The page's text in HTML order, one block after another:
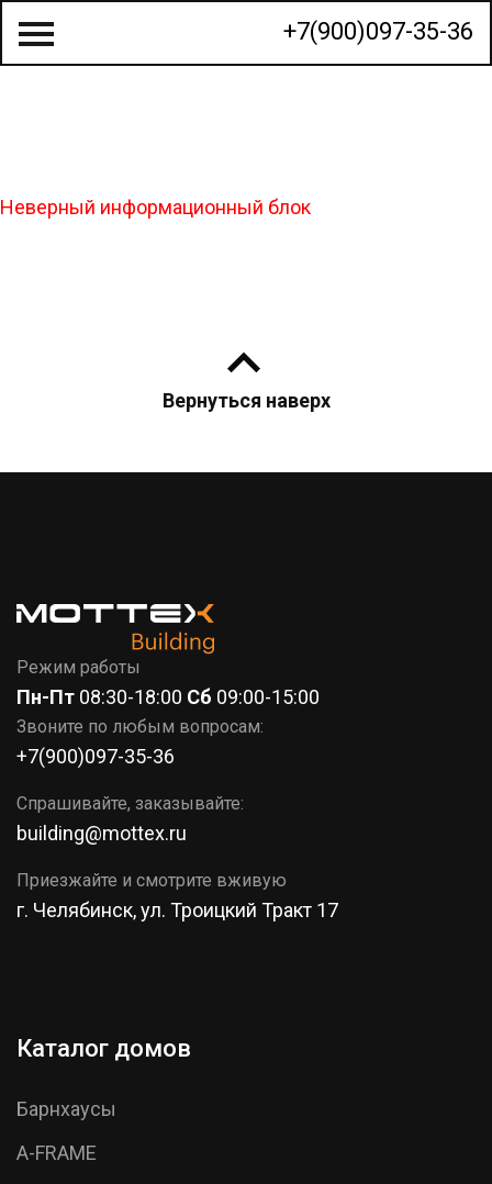
+7(900)097-35-36
СТРОИТЕЛЬСТВО ДОМОВ
Неверный информационный блок
Вернуться наверх
Режим работы
Пн-Пт 08:30-18:00 Сб 09:00-15:00
Звоните по любым вопросам:
+7(900)097-35-36
Спрашивайте, заказывайте:
building@mottex.ru
Приезжайте и смотрите вживую
г. Челябинск, ул. Троицкий Тракт 17
Каталог домов
Барнхаусы
A-FRAME